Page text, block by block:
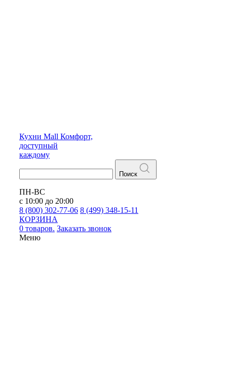
Кухни Mall Комфорт,
доступный
каждому
Поиск
ПН-ВС
с 10:00 до 20:00
8 (800) 302-77-06 8 (499) 348-15-11
КОРЗИНА
0 товаров. Заказать звонок
Меню